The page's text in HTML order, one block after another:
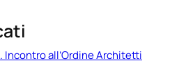
Incontro all’Ordine Architetti